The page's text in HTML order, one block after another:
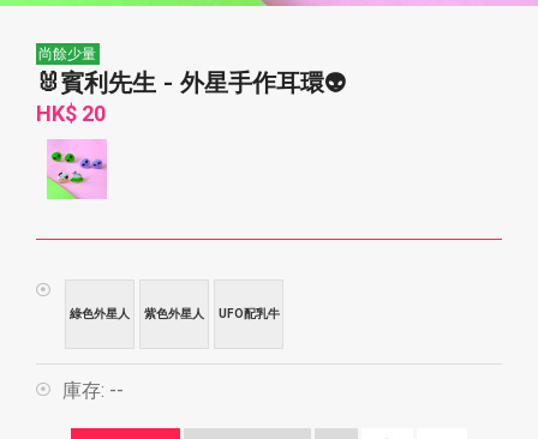
尚餘少量
🐰賓利先生 - 外星手作耳環👽
HK$ 20
綠色外星人 紫色外星人 UFO配乳牛
庫存: --